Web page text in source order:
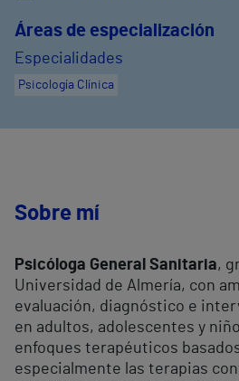
Áreas de especialización
Especialidades
Psicología Clínica
Sobre mí
Psicóloga General Sanitaria,
Universidad de Almería, con
evaluación, diagnóstico e
en adultos, adolescentes y
enfoques terapéuticos
especialmente las terapias